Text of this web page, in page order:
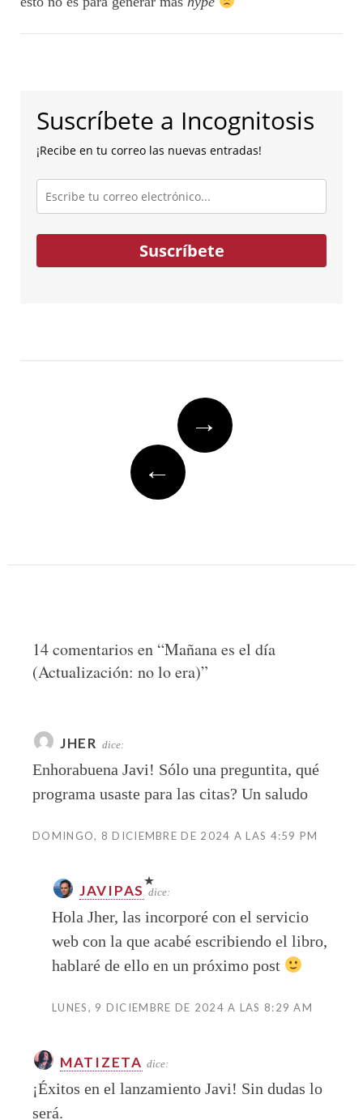
Suscríbete a Incognitosis
¡Recibe en tu correo las nuevas entradas!
Escribe
tu
correo
electrónico...
Suscríbete
→
←
14 comentarios en “Mañana es el día
(Actualización: no lo era)”
JHER dice:
Enhorabuena Javi! Sólo una preguntita, qué
programa usaste para las citas? Un saludo
DOMINGO, 8 DICIEMBRE DE 2024 A LAS 4:59 PM
JAVIPAS dice:
Hola Jher, las incorporé con el servicio
web con la que acabé escribiendo el libro,
hablaré de ello en un próximo post
LUNES, 9 DICIEMBRE DE 2024 A LAS 8:29 AM
MATIZETA dice:
¡Éxitos en el lanzamiento Javi! Sin dudas lo
será.